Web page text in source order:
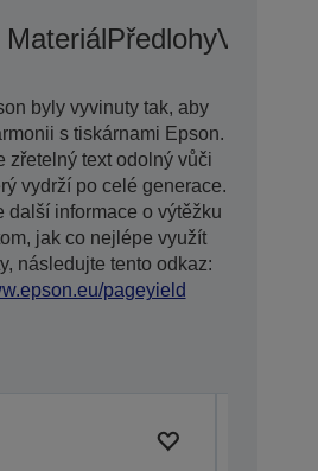
Předlohy
byly vyvinuty tak, aby
s tiskárnami Epson.
zřetelný text odolný vůči
vydrží po celé generace.
další informace o výtěžku
jak co nejlépe využít
následujte tento odkaz:
pageyield